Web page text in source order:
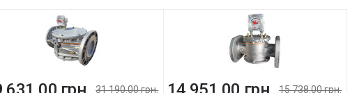
31 190.00 грн. 15 738.00 грн.